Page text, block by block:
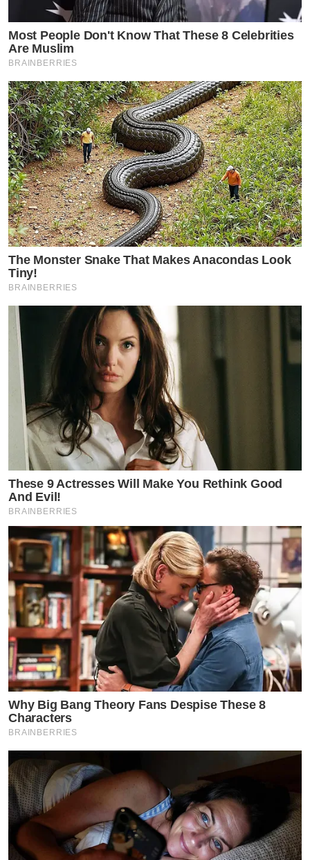
Most People Don't Know That These 8 Celebrities
Are Muslim
BRAINBERRIES
The Monster Snake That Makes Anacondas Look
Tiny!
BRAINBERRIES
These 9 Actresses Will Make You Rethink Good
And Evil!
BRAINBERRIES
Why Big Bang Theory Fans Despise These 8
Characters
BRAINBERRIES